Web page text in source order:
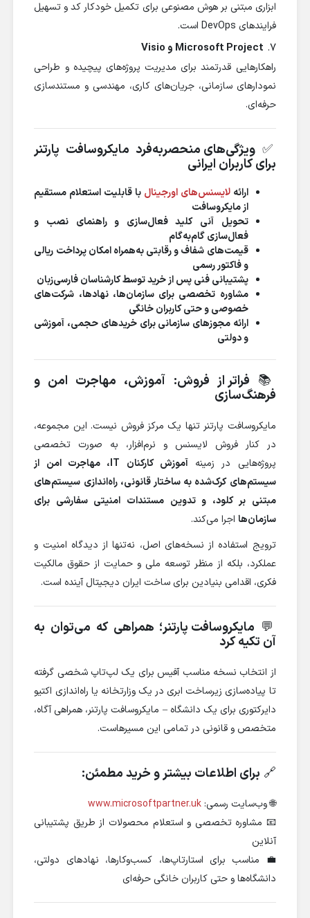
ابزاری مبتنی بر هوش مصنوعی برای تکمیل خودکار کد و تسهیل
فرایندهای DevOps است.
7. Microsoft Project و Visio
راهکارهایی قدرتمند برای مدیریت پروژه‌های پیچیده و طراحی
نمودارهای سازمانی، جریان‌های کاری، مهندسی و مستندسازی
حرفه‌ای.
✅ ویژگی‌های منحصربه‌فرد مایکروسافت پارتنر
برای کاربران ایرانی
ارائهلایسنس‌های اورجینال با قابلیت استعلام مستقیم
از مایکروسافت
تحویل آنی کلید فعال‌سازی و راهنمای نصب و
فعال‌سازی گام‌به‌گام
قیمت‌های شفاف و رقابتی به‌همراه امکان پرداخت ریالی
و فاکتور رسمی
پشتیبانی فنی پس از خرید توسط کارشناسان فارسی‌زبان
مشاوره تخصصی برای سازمان‌ها، نهادها، شرکت‌های
خصوصی و حتی کاربران خانگی
ارائه مجوزهای سازمانی برای خریدهای حجمی، آموزشی
و دولتی
📚 فراتر از فروش: آموزش، مهاجرت امن و
فرهنگ‌سازی
مایکروسافت پارتنر تنها یک مرکز فروش نیست. این مجموعه،
در کنار فروش لایسنس و نرم‌افزار، به صورت تخصصی
پروژه‌هایی در زمینه
آموزش کارکنان IT، مهاجرت امن از
سیستم‌های کرک‌شده به ساختار قانونی، راه‌اندازی سیستم‌های
مبتنی بر کلود، و تدوین مستندات امنیتی سفارشی برای
سازمان‌ها اجرا می‌کند.
ترویج استفاده از نسخه‌های اصل، نه‌تنها از دیدگاه امنیت و
عملکرد، بلکه از منظر توسعه ملی و حمایت از حقوق مالکیت
فکری، اقدامی بنیادین برای ساخت ایران دیجیتال آینده است.
💬 مایکروسافت پارتنر؛ همراهی که می‌توان به
آن تکیه کرد
از انتخاب نسخه مناسب آفیس برای یک لپ‌تاپ شخصی گرفته
تا پیاده‌سازی زیرساخت ابری در یک وزارتخانه یا راه‌اندازی اکتیو
دایرکتوری برای یک دانشگاه – مایکروسافت پارتنر، همراهی آگاه،
متخصص و قانونی در تمامی این مسیرهاست.
🔗 برای اطلاعات بیشتر و خرید مطمئن:
🌐 وب‌سایت رسمی:www.microsoftpartner.uk
📧 مشاوره تخصصی و استعلام محصولات از طریق پشتیبانی
آنلاین
💼 مناسب برای استارتاپ‌ها، کسب‌وکارها، نهادهای دولتی،
دانشگاه‌ها و حتی کاربران خانگی حرفه‌ای